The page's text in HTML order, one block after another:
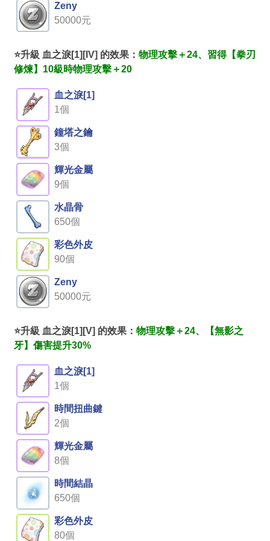
Zeny
50000元
⭐升級 血之淚[1][IV] 的效果： 物理攻擊＋24、習得【拳刃
修煉】10級時物理攻擊＋20
血之淚[1]
1個
鐘塔之鑰
3個
輝光金屬
9個
水晶骨
650個
彩色外皮
90個
Zeny
50000元
⭐升級 血之淚[1][V] 的效果： 物理攻擊＋24、【無影之
牙】傷害提升30%
血之淚[1]
1個
時間扭曲鍵
2個
輝光金屬
8個
時間結晶
650個
彩色外皮
80個